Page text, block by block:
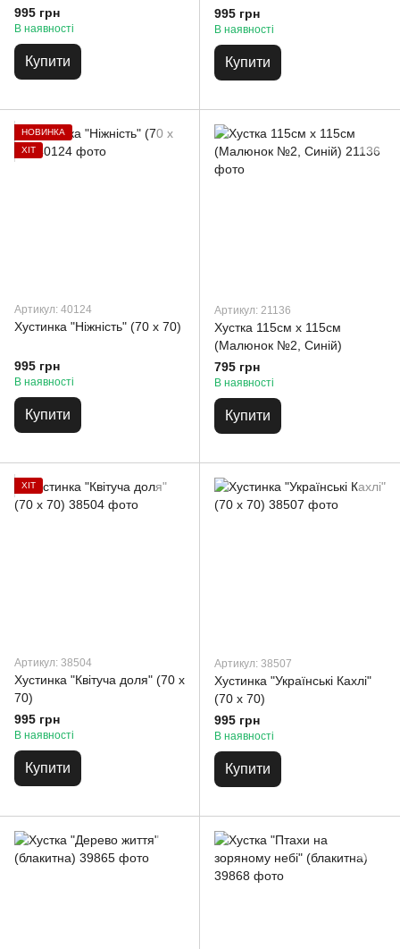
995 грн
В наявності
Купити
995 грн
В наявності
Купити
НОВИНКА
ХІТ
Артикул: 40124
Хустинка "Ніжність" (70 х 70)
995 грн
В наявності
Купити
Артикул: 21136
Хустка 115см х 115см
(Малюнок №2, Синій)
795 грн
В наявності
Купити
ХІТ
Артикул: 38504
Хустинка "Квітуча доля" (70 х
70)
995 грн
В наявності
Купити
Артикул: 38507
Хустинка "Українські Кахлі"
(70 х 70)
995 грн
В наявності
Купити